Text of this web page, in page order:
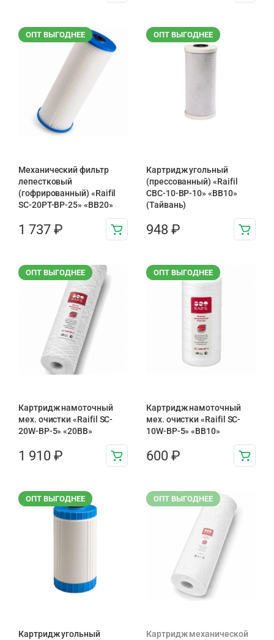
ОПТ ВЫГОДНЕЕ
Механический фильтр
лепестковый
(гофрированный) «Raifil
SC-20PT-ВР-25» «BB20»
1 737 ₽
ОПТ ВЫГОДНЕЕ
Картридж угольный
(прессованный) «Raifil
CBC-10-BP-10» «BB10»
(Тайвань)
948 ₽
ОПТ ВЫГОДНЕЕ
Картридж намоточный
мех. очистки «Raifil SC-
20W-BP-5» «20BB»
1 910 ₽
ОПТ ВЫГОДНЕЕ
Картридж намоточный
мех. очистки «Raifil SC-
10W-BP-5» «BB10»
600 ₽
ОПТ ВЫГОДНЕЕ
Картридж угольный
ОПТ ВЫГОДНЕЕ
Картридж механической